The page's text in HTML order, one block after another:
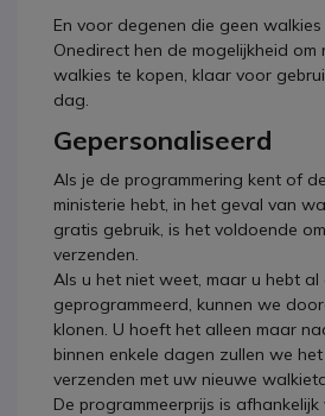
En voor degenen die geen
Onedirect hen de mogelijkheid om
walkies te kopen, klaar voor
dag.
Gepersonaliseerd
Als je de programmering kent of
ministerie hebt, in het geval van
gratis gebruik, is het voldoende
verzenden.
Als u het niet weet, maar u hebt al
geprogrammeerd, kunnen we
klonen. U hoeft het alleen maar
binnen enkele dagen zullen we
verzenden met uw nieuwe
De programmeerprijs is afhankelijk